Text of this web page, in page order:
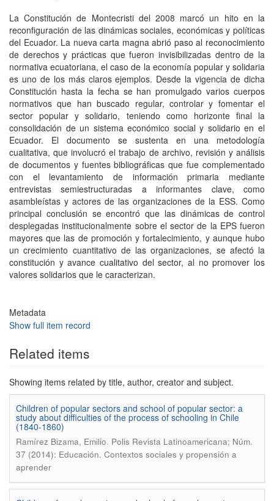
La Constitución de Montecristi del 2008 marcó un hito en la
reconfiguración de las dinámicas sociales, económicas y políticas
del Ecuador. La nueva carta magna abrió paso al reconocimiento
de derechos y prácticas que fueron invisibilizadas dentro de la
normativa ecuatoriana, el caso de la economía popular y solidaria
es uno de los más claros ejemplos. Desde la vigencia de dicha
Constitución hasta la fecha se han promulgado varios cuerpos
normativos que han buscado regular, controlar y fomentar el
sector popular y solidario, teniendo como horizonte final la
consolidación de un sistema económico social y solidario en el
Ecuador. El documento se sustenta en una metodología
cualitativa, que involucró el trabajo de archivo, revisión y análisis
de documentos y fuentes bibliográficas que fue complementado
con el levantamiento de información primaria mediante
entrevistas semiestructuradas a informantes clave, como
asambleístas y actores de las organizaciones de la ESS. Como
principal conclusión se encontró que las dinámicas de control
desplegadas institucionalmente sobre el sector de la EPS fueron
mayores que las de promoción y fortalecimiento, y aunque hubo
un crecimiento cuantitativo de las organizaciones, se afectó la
constitución y avance cualitativo del sector, al no promover los
valores solidarios que le caracterizan.
Metadata
Show full item record
Related items
Showing items related by title, author, creator and subject.
Children of popular sectors and school of popular sector: a
study about difficulties of the process of schooling in Chile
(1840-1860)
Ramírez Bizama, Emilio. Polis Revista Latinoamericana; Núm.
37 (2014): Educación. Contextos sociales y propensión a
aprender